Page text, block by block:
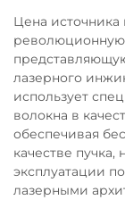
Цена источника
революционную
лазерного
использует
волокна в
обеспечивая
качестве
эксплуатации
лазерными